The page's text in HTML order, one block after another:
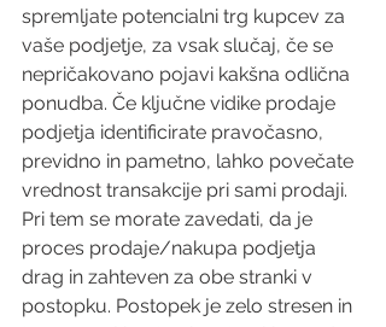
spremljate potencialni trg kupcev za
vaše podjetje, za vsak slučaj, če se
nepričakovano pojavi kakšna odlična
ponudba. Če ključne vidike prodaje
podjetja identificirate pravočasno,
previdno in pametno, lahko povečate
vrednost transakcije pri sami prodaji.
Pri tem se morate zavedati, da je
proces prodaje/nakupa podjetja
drag in zahteven za obe stranki v
postopku. Postopek je zelo stresen in